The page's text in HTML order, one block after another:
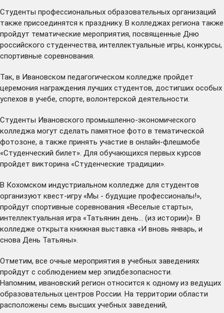
Студенты профессиональных образовательных организаций
также присоединятся к празднику. В колледжах региона также
пройдут тематические мероприятия, посвященные Дню
российского студенчества, интеллектуальные игры, конкурсы,
спортивные соревнования.
Так, в Ивановском педагогическом колледже пройдет
церемония награждения лучших студентов, достигших особых
успехов в учебе, спорте, волонтерской деятельности.
Студенты Ивановского промышленно-экономического
колледжа могут сделать памятное фото в тематической
фотозоне, а также принять участие в онлайн-флешмобе
«Студенческий билет». Для обучающихся первых курсов
пройдет викторина «Студенческие традиции».
В Кохомском индустриальном колледже для студентов
организуют квест-игру «Мы - будущие профессионалы!»,
пройдут спортивные соревнования «Веселые старты»,
интеллектуальная игра «Татьянин день… (из истории)». В
колледже открыта книжная выставка «И вновь январь, и
снова День Татьяны».
Отметим, все очные мероприятия в учебных заведениях
пройдут с соблюдением мер эпидбезопасности.
Напомним, ивановский регион относится к одному из ведущих
образовательных центров России. На территории области
расположены семь высших учебных заведений,